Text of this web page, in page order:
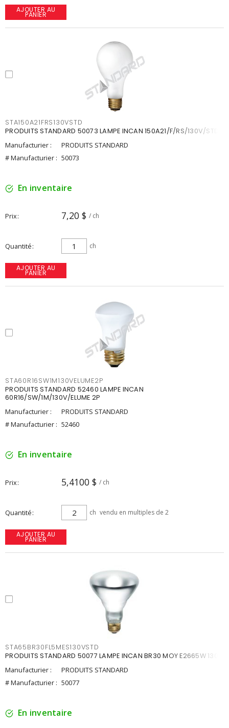
AJOUTER AU
PANIER
STA150A21FRS130VSTD
PRODUITS STANDARD 50073 LAMPE INCAN 150A21/F/RS/130V/STD
Manufacturier :
PRODUITS STANDARD
# Manufacturier : 50073
En inventaire
Prix 7,20 $ / ch
Quantité ch
AJOUTER AU
PANIER
STA60R16SW1M130VELUME2P
PRODUITS STANDARD 52460 LAMPE INCAN
60R16/SW/1M/130V/ELUME 2P
Manufacturier :
PRODUITS STANDARD
# Manufacturier : 52460
En inventaire
Prix 5,4100 $ / ch
Quantité ch vendu en multiples de 2
AJOUTER AU
PANIER
STA65BR30FL5MES130VSTD
PRODUITS STANDARD 50077 LAMPE INCAN BR30 MOY E2665W 130V
Manufacturier :
PRODUITS STANDARD
# Manufacturier : 50077
En inventaire